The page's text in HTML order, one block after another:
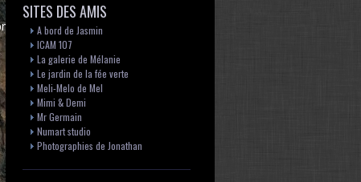
purposes only
SITES DES AMIS
A bord de Jasmin
ICAM 107
La galerie de Mélanie
Le jardin de la fée verte
Meli-Melo de Mel
Mimi & Demi
Mr Germain
Numart studio
Photographies de Jonathan